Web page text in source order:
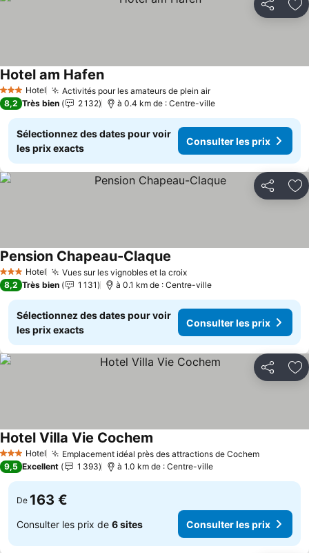
Partager
3 ÉtoilesHotel Activités pour les amateurs de plein air
Hotel am Hafen
8,2 Très bien 2 132 à 0.4 km de : Centre-ville
Sélectionnez des dates pour voir
les prix exacts
Consulter les prix
Partager
3 ÉtoilesHotel Vues sur les vignobles et la croix
Pension Chapeau-Claque
8,2 Très bien 1 131 à 0.1 km de : Centre-ville
Sélectionnez des dates pour voir
les prix exacts
Consulter les prix
Partager
3 ÉtoilesHotel Emplacement idéal près des attractions de Cochem
Hotel Villa Vie Cochem
9,5 Excellent 1 393 à 1.0 km de : Centre-ville
De 163 €
Consulter les prix de 6 sites Consulter les prix